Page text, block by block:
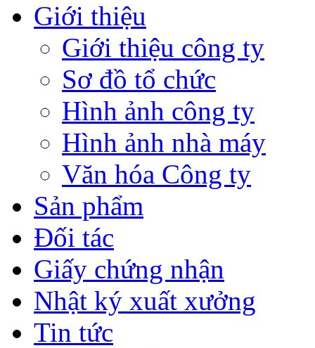
Giới thiệu
Giới thiệu công ty
Sơ đồ tổ chức
Hình ảnh công ty
Hình ảnh nhà máy
Văn hóa Công ty
Sản phẩm
Đối tác
Giấy chứng nhận
Nhật ký xuất xưởng
Tin tức